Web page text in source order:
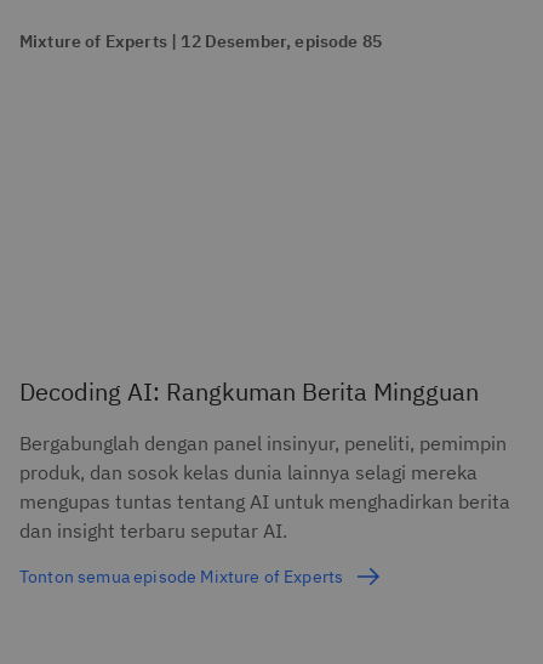
Mixture of Experts | 12 Desember, episode 85
Decoding AI: Rangkuman Berita Mingguan
Bergabunglah dengan panel insinyur, peneliti, pemimpin
produk, dan sosok kelas dunia lainnya selagi mereka
mengupas tuntas tentang AI untuk menghadirkan berita
dan insight terbaru seputar AI.
Tonton semua episode Mixture of Experts